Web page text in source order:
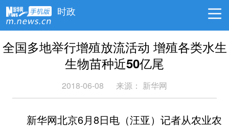
时政
全国多地举行增殖放流活动 增殖各类水生
生物苗种近50亿尾
2018-06-08 来源： 新华网
新华网北京6月8日电（汪亚）记者从农业农